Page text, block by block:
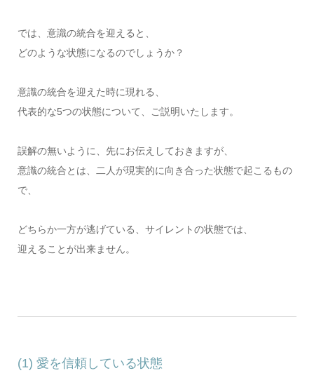
では、意識の統合を迎えると、
どのような状態になるのでしょうか？
意識の統合を迎えた時に現れる、
代表的な5つの状態について、ご説明いたします。
誤解の無いように、先にお伝えしておきますが、
意識の統合とは、二人が現実的に向き合った状態で起こるもの
で、
どちらか一方が逃げている、サイレントの状態では、
迎えることが出来ません。
(1) 愛を信頼している状態